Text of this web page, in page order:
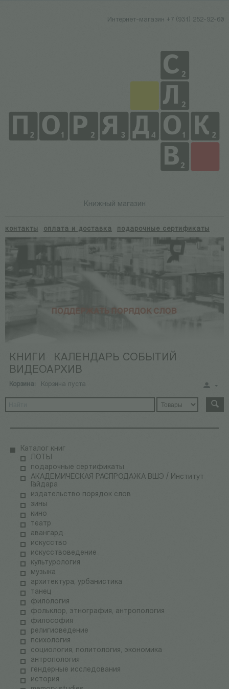
Интернет-магазин +7 (931) 252-92-60
Книжный магазин
контакты оплата и доставка подарочные сертификаты
КНИГИ
КАЛЕНДАРЬ СОБЫТИЙ
ВИДЕОАРХИВ
Корзина: Корзина пуста
Каталог книг
ЛОТЫ
подарочные сертификаты
АКАДЕМИЧЕСКАЯ РАСПРОДАЖА ВШЭ / Институт
Гайдара
издательство порядок слов
зины
кино
театр
авангард
искусство
искусствоведение
культурология
музыка
архитектура, урбанистика
танец
филология
фольклор, этнография, антропология
философия
религиоведение
психология
социология, политология, экономика
антропология
гендерные исследования
история